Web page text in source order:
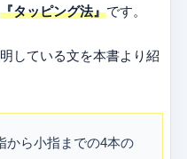
『タッピング法』です。
している文を本書より紹
から小指までの4本の